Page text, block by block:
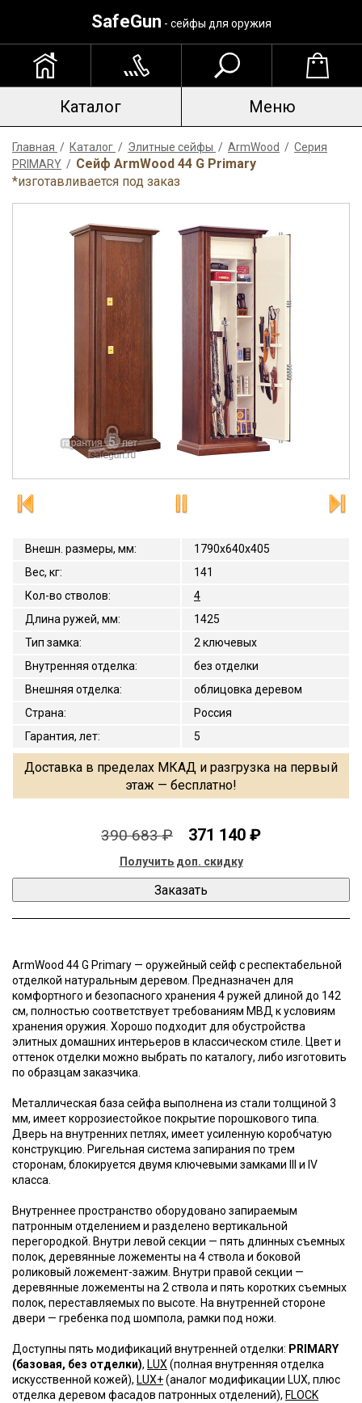
SafeGun - сейфы для оружия
Каталог Меню
Главная / Каталог / Элитные сейфы / ArmWood / Серия
PRIMARY / Сейф ArmWood 44 G Primary
*изготавливается под заказ
Внешн. размеры, мм:
1790x640x405
Вес, кг:
141
Кол-во стволов:
4
Длина ружей, мм:
1425
Тип замка:
2 ключевых
Внутренняя отделка:
без отделки
Внешняя отделка:
облицовка деревом
Страна:
Россия
Гарантия, лет: 5
Доставка в пределах МКАД и разгрузка на первый
этаж — бесплатно!
390 683 ₽ 371 140 ₽
Получить доп. скидку
ArmWood 44 G Primary — оружейный сейф с респектабельной
отделкой натуральным деревом. Предназначен для
комфортного и безопасного хранения 4 ружей длиной до 142
cм, полностью соответствует требованиям МВД к условиям
хранения оружия. Хорошо подходит для обустройства
элитных домашних интерьеров в классическом стиле. Цвет и
оттенок отделки можно выбрать по каталогу, либо изготовить
по образцам заказчика.
Металлическая база сейфа выполнена из стали толщиной 3
мм, имеет коррозиестойкое покрытие порошкового типа.
Дверь на внутренних петлях, имеет усиленную коробчатую
конструкцию. Ригельная система запирания по трем
сторонам, блокируется двумя ключевыми замками III и IV
класса.
Внутреннее пространство оборудовано запираемым
патронным отделением и разделено вертикальной
перегородкой. Внутри левой секции — пять длинных съемных
полок, деревянные ложементы на 4 ствола и боковой
роликовый ложемент-зажим. Внутри правой секции —
деревянные ложементы на 2 ствола и пять коротких съемных
полок, переставляемых по высоте. На внутренней стороне
двери — гребенка под шомпола, рамки под ножи.
Доступны пять модификаций внутренней отделки: PRIMARY
(базовая, без отделки), LUX (полная внутренняя отделка
искусственной кожей), LUX+(аналог модификации LUX, плюс
отделка деревом фасадов патронных отделений), FLOCK